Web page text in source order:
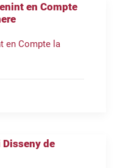
en Compte
en Compte la
de